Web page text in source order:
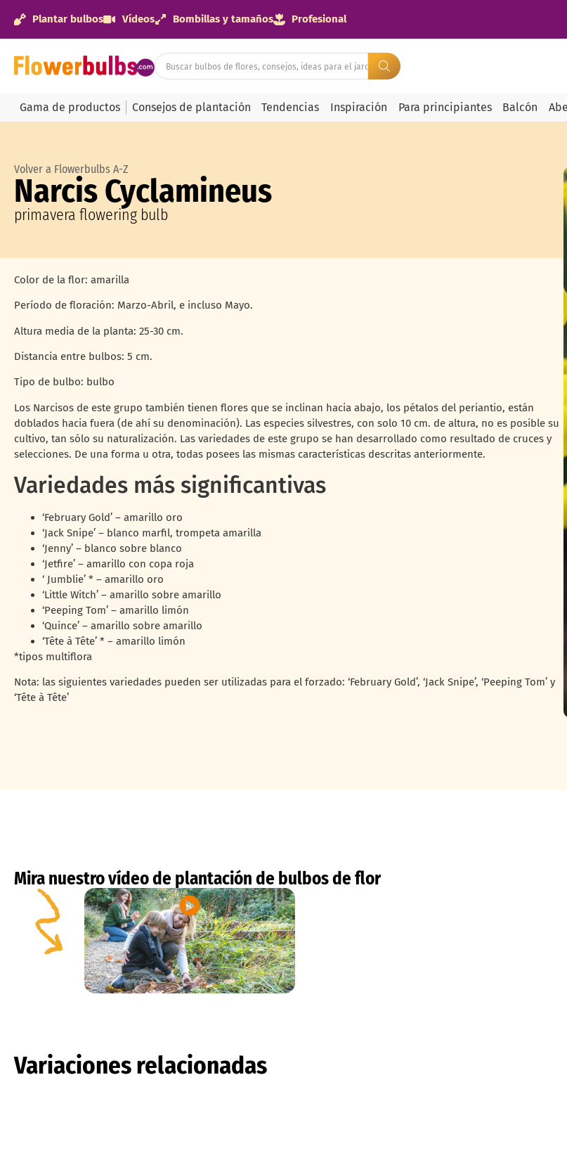
Plantar bulbos Vídeos Bombillas y tamaños Profesional
Gama de productos Consejos de plantación Tendencias Inspiración Para principiantes Balcón
Volver a Flowerbulbs A-Z
Narcis Cyclamineus
primavera flowering bulb
Color de la flor: amarilla
Período de floración: Marzo-Abril, e incluso Mayo.
Altura media de la planta: 25-30 cm.
Distancia entre bulbos: 5 cm.
Tipo de bulbo: bulbo
Los Narcisos de este grupo también tienen flores que se inclinan hacia abajo, los pétalos del periantio, están
doblados hacia fuera (de ahí su denominación). Las especies silvestres, con solo 10 cm. de altura, no es posible su
cultivo, tan sólo su naturalización. Las variedades de este grupo se han desarrollado como resultado de cruces y
selecciones. De una forma u otra, todas posees las mismas características descritas anteriormente.
Variedades más significantivas
‘February Gold’ – amarillo oro
‘Jack Snipe’ – blanco marfil, trompeta amarilla
‘Jenny’ – blanco sobre blanco
‘Jetfire’ – amarillo con copa roja
‘ Jumblie’ * – amarillo oro
‘Little Witch’ – amarillo sobre amarillo
‘Peeping Tom’ – amarillo limón
‘Quince’ – amarillo sobre amarillo
‘Tête à Tête’ * – amarillo limón
*tipos multiflora
Nota: las siguientes variedades pueden ser utilizadas para el forzado: ‘February Gold’, ‘Jack Snipe’, ‘Peeping Tom’ y
‘Tête à Tête’
Mira nuestro vídeo de plantación de bulbos de flor
Variaciones relacionadas